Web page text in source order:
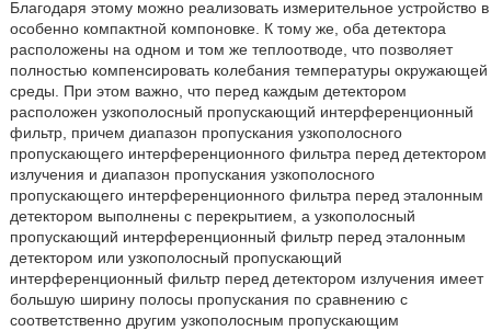
Благодаря этому можно реализовать измерительное устройство в
особенно компактной компоновке. К тому же, оба детектора
расположены на одном и том же теплоотводе, что позволяет
полностью компенсировать колебания температуры окружающей
среды. При этом важно, что перед каждым детектором
расположен узкополосный пропускающий интерференционный
фильтр, причем диапазон пропускания узкополосного
пропускающего интерференционного фильтра перед детектором
излучения и диапазон пропускания узкополосного
пропускающего интерференционного фильтра перед эталонным
детектором выполнены с перекрытием, а узкополосный
пропускающий интерференционный фильтр перед эталонным
детектором или узкополосный пропускающий
интерференционный фильтр перед детектором излучения имеет
большую ширину полосы пропускания по сравнению с
соответственно другим узкополосным пропускающим